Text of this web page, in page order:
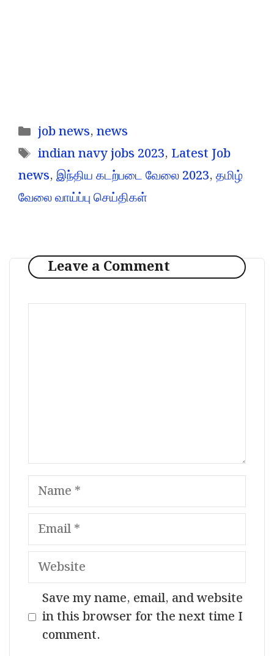
Categories
job news,news
Tags
indian navy jobs 2023, Latest Job
news,இந்திய கடற்படை வேலை 2023,தமிழ்
வேலை வாய்ப்பு செய்திகள்
Leave a Comment
Name
Email
Website
Save my name, email, and website
in this browser for the next time I
comment.